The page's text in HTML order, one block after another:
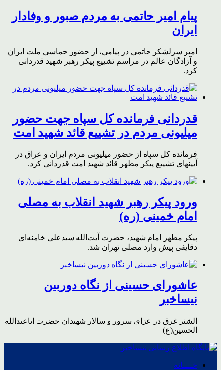
پیام امیر حاتمی به مردم صبور و وفادار
ایران
امیر سرلشکر حاتمی در پیامی، از حضور حماسی ملت ایران
و آزادگان عالم در مراسم تشییع پیکر رهبر شهید قدردانی
کرد.
قدردانی فرمانده کل سپاه جهت حضور
میلیونی مردم در تشییع قائد شهید امت
فرمانده کل سپاه از حضور میلیونی مردم ایران و عراق در
آیینهای تشییع پیکر مطهر قائد شهید امت قدردانی کرد.
ورود پیکر رهبر شهید انقلاب به مصلی
امام خمینی (ره)
پیکر مطهر امام شهید،‌ حضرت آیت‌الله سیدعلی خامنه‌ای
دقایقی پیش وارد مصلی تهران شد.
عاشورای حسینی از نگاه دوربین
نیساخبر
الشتر غرق در عزای سرور و سالار شهیدان حضرت اباعبدالله
الحسین(ع)
خــــانه